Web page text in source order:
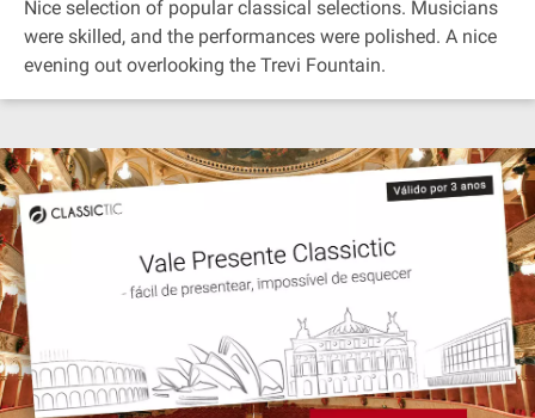
Nice selection of popular classical selections. Musicians
were skilled, and the performances were polished. A nice
evening out overlooking the Trevi Fountain.